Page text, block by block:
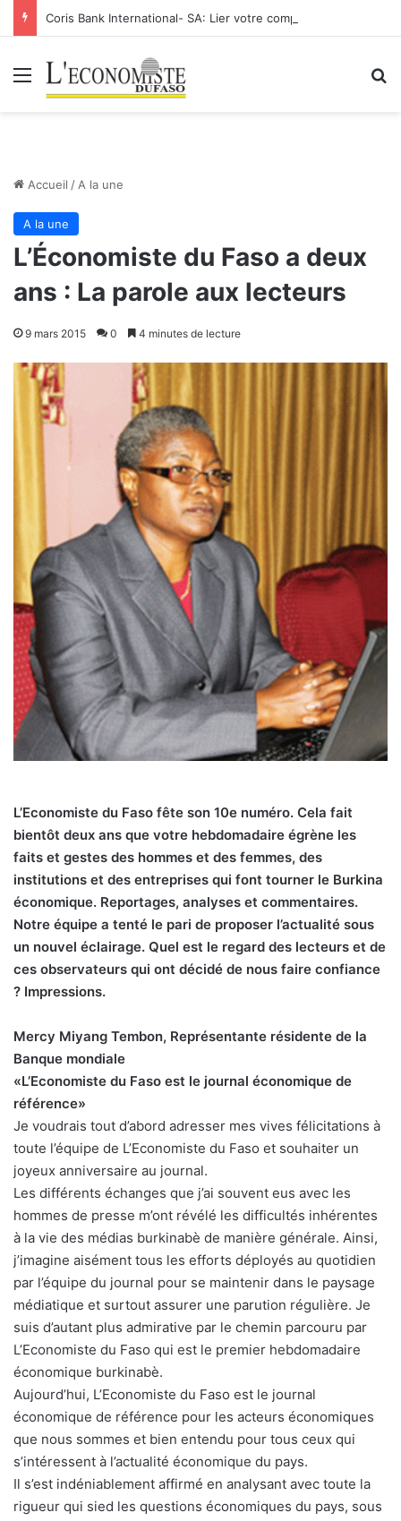
Menu
Accueil / A la une
A la une
L’Économiste du Faso a deux
ans : La parole aux lecteurs
9 mars 2015 0 4 minutes de lecture
L’Economiste du Faso fête son 10e numéro. Cela fait
bientôt deux ans que votre hebdomadaire égrène les
faits et gestes des hommes et des femmes, des
institutions et des entreprises qui font tourner le Burkina
économique. Reportages, analyses et commentaires.
Notre équipe a tenté le pari de proposer l’actualité sous
un nouvel éclairage. Quel est le regard des lecteurs et de
ces observateurs qui ont décidé de nous faire confiance
? Impressions.
Mercy Miyang Tembon, Représentante résidente de la
Banque mondiale
«L’Economiste du Faso est le journal économique de
référence»
Je voudrais tout d’abord adresser mes vives félicitations à
toute l’équipe de L’Economiste du Faso et souhaiter un
joyeux anniversaire au journal.
Les différents échanges que j’ai souvent eus avec les
hommes de presse m’ont révélé les difficultés inhérentes
à la vie des médias burkinabè de manière générale. Ainsi,
j’imagine aisément tous les efforts déployés au quotidien
par l’équipe du journal pour se maintenir dans le paysage
médiatique et surtout assurer une parution régulière. Je
suis d’autant plus admirative par le chemin parcouru par
L’Economiste du Faso qui est le premier hebdomadaire
économique burkinabè.
Aujourd’hui, L’Economiste du Faso est le journal
économique de référence pour les acteurs économiques
que nous sommes et bien entendu pour tous ceux qui
s’intéressent à l’actualité économique du pays.
Il s’est indéniablement affirmé en analysant avec toute la
rigueur qui sied les questions économiques du pays, sous